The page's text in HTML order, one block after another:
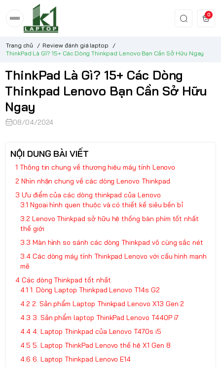
0
Trang chủ / Review đánh giá laptop
/
ThinkPad Là Gì? 15+ Các Dòng Thinkpad Lenovo Bạn Cần Sở Hữu Ngay
ThinkPad Là Gì? 15+ Các Dòng
Thinkpad Lenovo Bạn Cần Sở Hữu
Ngay
08/04/2024
NỘI DUNG BÀI VIẾT
Thông tin chung về thương hiệu máy tính Lenovo
Nhìn nhận chung về các dòng Lenovo Thinkpad
Ưu điểm của các dòng thinkpad của Lenovo
Ngoại hình quen thuộc và có thiết kế siêu bền bỉ
Lenovo Thinkpad sở hữu hệ thống bàn phím tốt nhất
thế giới
Màn hình so sánh các dòng Thinkpad vô cùng sắc nét
Các dòng máy tính Thinkpad Lenovo với cấu hình mạnh
mẽ
Các dòng Thinkpad tốt nhất
1. Dòng Laptop Thinkpad Lenovo T14s G2
2. Sản phẩm Laptop Thinkpad Lenovo X13 Gen 2
3. Sản phẩm laptop ThinkPad Lenovo T440P i7
4. Laptop Thinkpad của Lenovo T470s i5
5. Laptop ThinkPad Lenovo thế hệ X1 Gen 8
6. Laptop Thinkpad Lenovo E14